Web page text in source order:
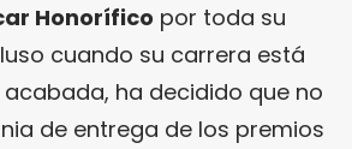
Honorífico por toda su
cuando su carrera está
ha decidido que no
de entrega de los premios